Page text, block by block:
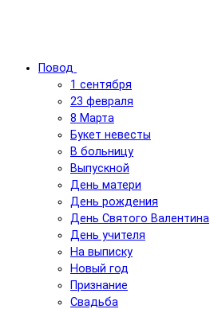
Повод
1 сентября
23 февраля
8 Марта
Букет невесты
В больницу
Выпускной
День матери
День рождения
День Святого Валентина
День учителя
На выписку
Новый год
Признание
Свадьба